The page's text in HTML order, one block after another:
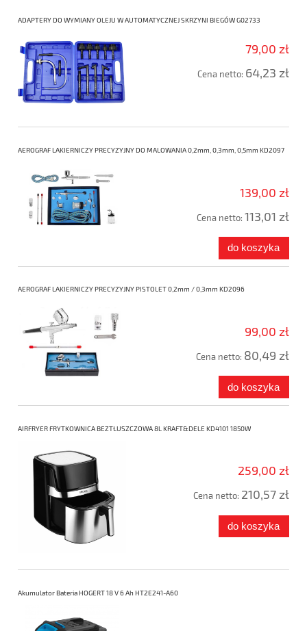
ADAPTERY DO WYMIANY OLEJU W AUTOMATYCZNEJ SKRZYNI BIEGÓW G02733
79,00 zł
Cena netto: 64,23 zł
AEROGRAF LAKIERNICZY PRECYZYJNY DO MALOWANIA 0,2mm, 0,3mm, 0,5mm KD2097
139,00 zł
Cena netto: 113,01 zł
do koszyka
AEROGRAF LAKIERNICZY PRECYZYJNY PISTOLET 0,2mm / 0,3mm KD2096
99,00 zł
Cena netto: 80,49 zł
do koszyka
AIRFRYER FRYTKOWNICA BEZTŁUSZCZOWA 8L KRAFT&DELE KD4101 1850W
259,00 zł
Cena netto: 210,57 zł
do koszyka
Akumulator Bateria HOGERT 18 V 6 Ah HT2E241-A60